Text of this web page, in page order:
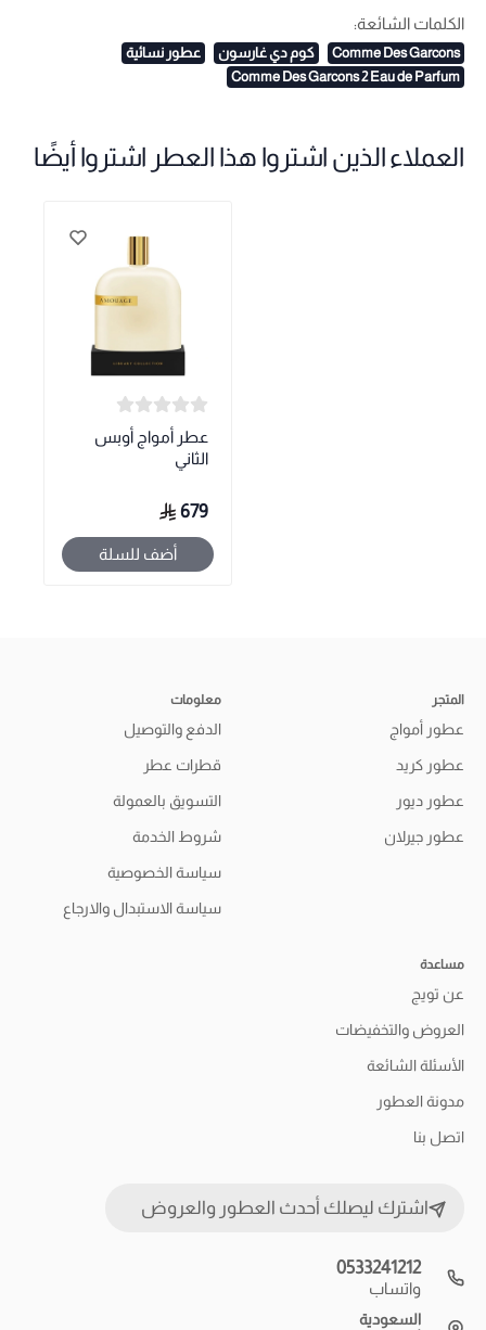
الكلمات الشائعة:
Comme Des Garcons كوم دي غارسون
عطور نسائية
Comme Des Garcons 2 Eau de Parfum
العملاء الذين اشتروا هذا العطر اشتروا أيضًا
عطر أمواج أوبس
الثاني
679
أضف للسلة
المتجر
عطور أمواج
عطور كريد
عطور ديور
عطور جيرلان
معلومات
الدفع والتوصيل
قطرات عطر
التسويق بالعمولة
شروط الخدمة
سياسة الخصوصية
سياسة الاستبدال والارجاع
مساعدة
عن تويج
العروض والتخفيضات
الأسئلة الشائعة
مدونة العطور
اتصل بنا
اشترك ليصلك أحدث العطور والعروض
0533241212
واتساب
السعودية